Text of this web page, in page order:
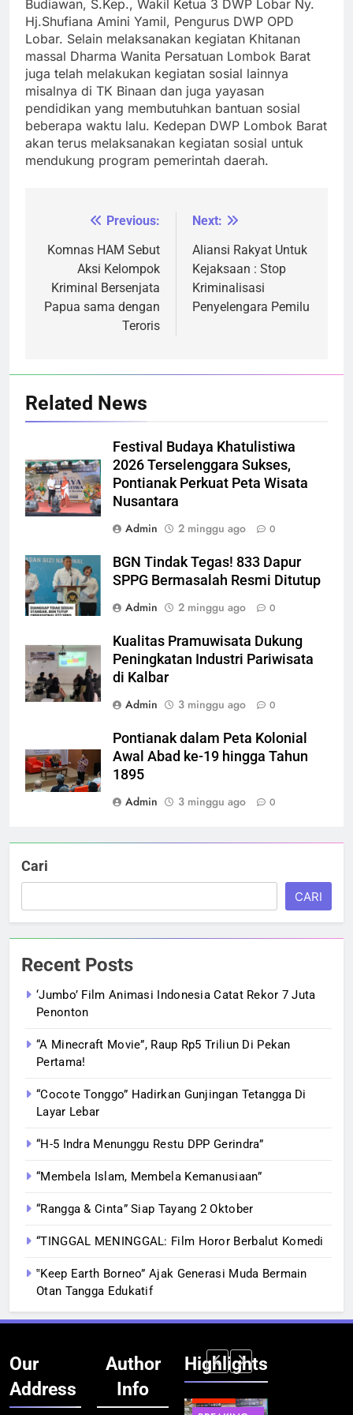
Budiawan, S.Kep., Wakil Ketua 3 DWP Lobar Ny.
Hj.Shufiana Amini Yamil, Pengurus DWP OPD
Lobar. Selain melaksanakan kegiatan Khitanan
massal Dharma Wanita Persatuan Lombok Barat
juga telah melakukan kegiatan sosial lainnya
misalnya di TK Binaan dan juga yayasan
pendidikan yang membutuhkan bantuan sosial
beberapa waktu lalu. Kedepan DWP Lombok Barat
akan terus melaksanakan kegiatan sosial untuk
mendukung program pemerintah daerah.
Navigasi
pos
Previous:
Komnas HAM Sebut
Aksi Kelompok
Kriminal Bersenjata
Papua sama dengan
Teroris
Next:
Aliansi Rakyat Untuk
Kejaksaan : Stop
Kriminalisasi
Penyelengara Pemilu
Related News
Festival Budaya Khatulistiwa
2026 Terselenggara Sukses,
Pontianak Perkuat Peta Wisata
Nusantara
Admin
2 minggu ago 0
BGN Tindak Tegas! 833 Dapur
SPPG Bermasalah Resmi Ditutup
Admin
2 minggu ago 0
Kualitas Pramuwisata Dukung
Peningkatan Industri Pariwisata
di Kalbar
Admin
3 minggu ago 0
Pontianak dalam Peta Kolonial
Awal Abad ke-19 hingga Tahun
1895
Admin
3 minggu ago 0
Cari
CARI
Recent Posts
‘Jumbo’ Film Animasi Indonesia Catat Rekor 7 Juta
Penonton
“A Minecraft Movie”, Raup Rp5 Triliun Di Pekan
Pertama!
“Cocote Tonggo” Hadirkan Gunjingan Tetangga Di
Layar Lebar
“H-5 Indra Menunggu Restu DPP Gerindra”
“Membela Islam, Membela Kemanusiaan”
“Rangga & Cinta” Siap Tayang 2 Oktober
“TINGGAL MENINGGAL: Film Horor Berbalut Komedi
‟Keep Earth Borneo” Ajak Generasi Muda Bermain
Otan Tangga Edukatif
Our
Address
Author
Info
Highlights
BERITA
INFRASTRUKTUR